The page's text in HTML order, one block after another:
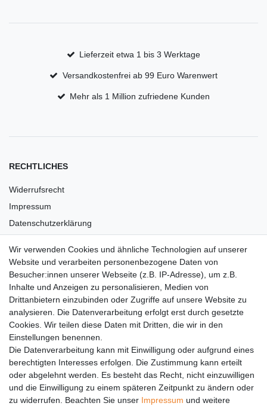
Lieferzeit etwa 1 bis 3 Werktage
Versandkostenfrei ab 99 Euro Warenwert
Mehr als 1 Million zufriedene Kunden
RECHTLICHES
Widerrufsrecht
Impressum
Datenschutzerklärung
Versandkosten
Barrierefreiheit
Anleitungen
Vertrag widerrufen
PARTNER
DHL
GLS
Wir verwenden Cookies und ähnliche Technologien auf unserer
Website und verarbeiten personenbezogene Daten von
Besucher:innen unserer Webseite (z.B. IP-Adresse), um z.B.
Inhalte und Anzeigen zu personalisieren, Medien von
Drittanbietern einzubinden oder Zugriffe auf unsere Website zu
analysieren. Die Datenverarbeitung erfolgt erst durch gesetzte
Cookies. Wir teilen diese Daten mit Dritten, die wir in den
Einstellungen benennen.
Die Datenverarbeitung kann mit Einwilligung oder aufgrund eines
berechtigten Interesses erfolgen. Die Zustimmung kann erteilt
oder abgelehnt werden. Es besteht das Recht, nicht einzuwilligen
und die Einwilligung zu einem späteren Zeitpunkt zu ändern oder
zu widerrufen. Beachten Sie unser Impressum und weitere